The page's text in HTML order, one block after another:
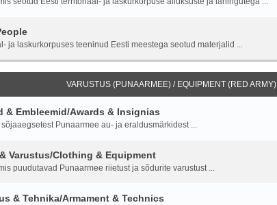
ja laskurkorpuses teeninud Eesti meestega seotud materjalid ...
VARUSTUS (PUNAARMEE) / EQUIPMENT (RED ARMY)
& Embleemid/Awards & Insignias
Punaarmee au- ja eraldusmärkidest ...
Varustus/Clothing & Equipment
puudutavad Punaarmee riietust ja sõdurite varustust ...
& Tehnika/Armament & Technics